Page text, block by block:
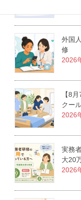
外国
修
2026
【8
クー
2026
実務
大20
2026